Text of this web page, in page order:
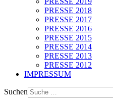
PRESSE 2018
PRESSE 2017
PRESSE 2016
PRESSE 2015
PRESSE 2014
PRESSE 2013
PRESSE 2012
IMPRESSUM
Suchen